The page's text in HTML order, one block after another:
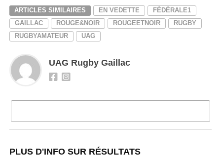
ARTICLES SIMILAIRES EN VEDETTE
FÉDÉRALE1
GAILLAC
ROUGE&NOIR ROUGEETNOIR
RUGBY
RUGBYAMATEUR
UAG
UAG Rugby Gaillac
PLUS D'INFO SUR RÉSULTATS